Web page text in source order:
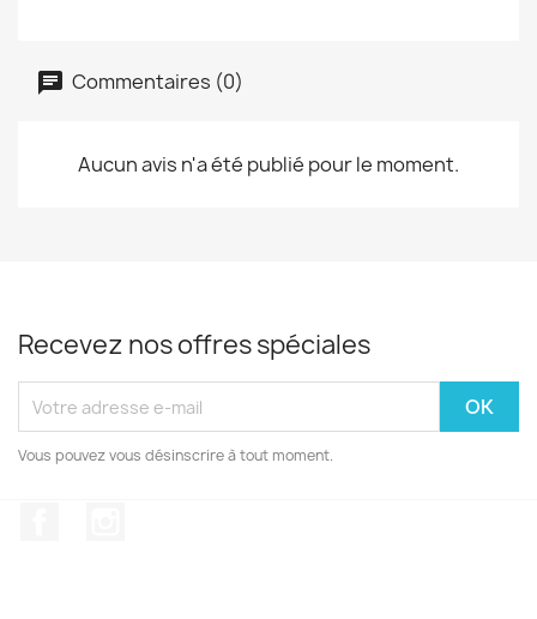
Commentaires (0)
Aucun avis n'a été publié pour le moment.
Recevez nos offres spéciales
Vous pouvez vous désinscrire à tout moment.